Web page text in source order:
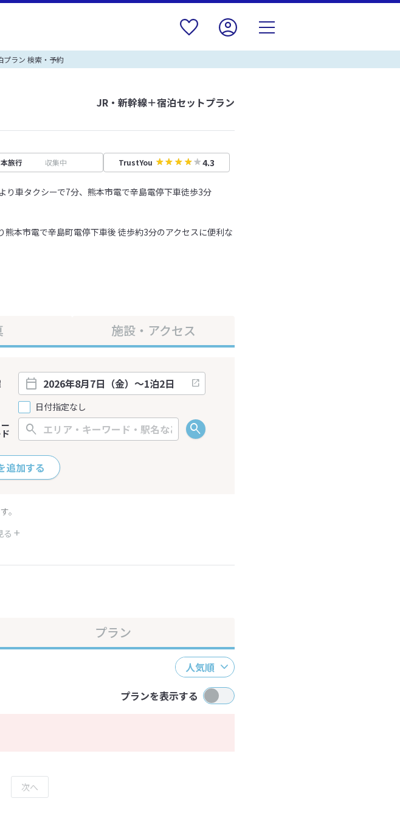
プラン 検索・予約
JR・新幹線＋宿泊セットプラン
旅行 収集中 TrustYou 4.3
り車タクシーで7分、熊本市電で辛島電停下車徒歩3分
熊本市電で辛島町電停下車後 徒歩約3分のアクセスに便利な
施設・アクセス
日付指定なし
追加する
る
。
す。最終確認画面でご確認ください。
プラン
人気順
プランを表示する